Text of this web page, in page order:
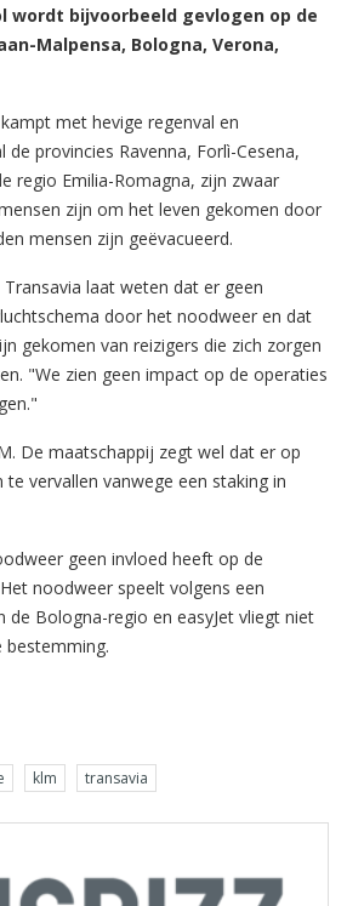
wordt bijvoorbeeld gevlogen op de
Malpensa, Bologna, Verona,
met hevige regenval en
provincies Ravenna, Forlì-Cesena,
regio Emilia-Romagna, zijn zwaar
zijn om het leven gekomen door
mensen zijn geëvacueerd.
laat weten dat er geen
door het noodweer en dat
gekomen van reizigers die zich zorgen
"We zien geen impact op de operaties
De maatschappij zegt wel dat er op
vervallen vanwege een staking in
geen invloed heeft op de
noodweer speelt volgens een
Bologna-regio en easyJet vliegt niet
bestemming.
klm transavia